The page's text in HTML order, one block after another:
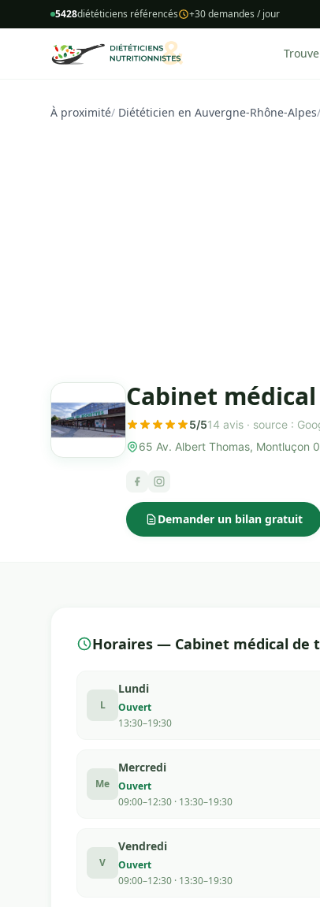
5428diététiciens référencés +30 demandes / jour
À proximité/ Diététicien en Auvergne-Rhône-Alpes/
Cabinet
5/514 avis · source :
65 Av. Albert Thomas, Montluçon
Demander un bilan gratuit
Horaires — Cabinet médical de
L
Lundi
Ouvert
13:30–19:30
Me
Mercredi
Ouvert
09:00–12:30 · 13:30–19:30
V
Vendredi
Ouvert
09:00–12:30 · 13:30–19:30